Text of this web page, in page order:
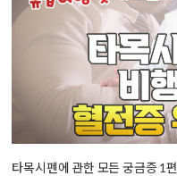
타목시펜에 관한 모든 궁금증 1편